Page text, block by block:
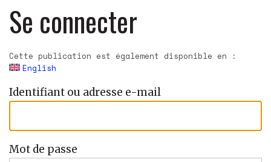
Se connecter
Cette publication est également disponible en :
English
Identifiant ou adresse e-mail
Mot de passe